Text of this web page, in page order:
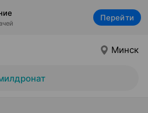
Перейти
Минск